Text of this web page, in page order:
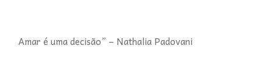
Amar é uma decisão” – Nathalia Padovani